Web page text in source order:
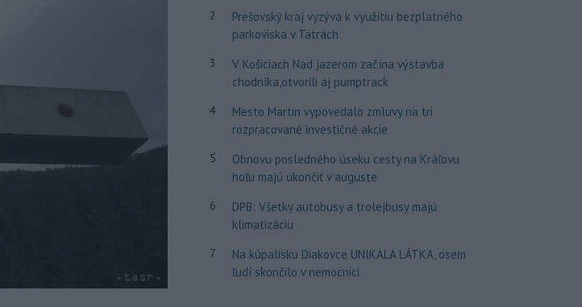
2
Prešovský kraj vyzýva k využitiu bezplatného
parkoviska v Tatrách
3
V Košiciach Nad jazerom začína výstavba
chodníka,otvorili aj pumptrack
4
Mesto Martin vypovedalo zmluvy na tri
rozpracované investičné akcie
5
Obnovu posledného úseku cesty na Kráľovu
hoľu majú ukončiť v auguste
6
DPB: Všetky autobusy a trolejbusy majú
klimatizáciu
7
Na kúpalisku Diakovce UNIKALA LÁTKA, osem
ľudí skončilo v nemocnici